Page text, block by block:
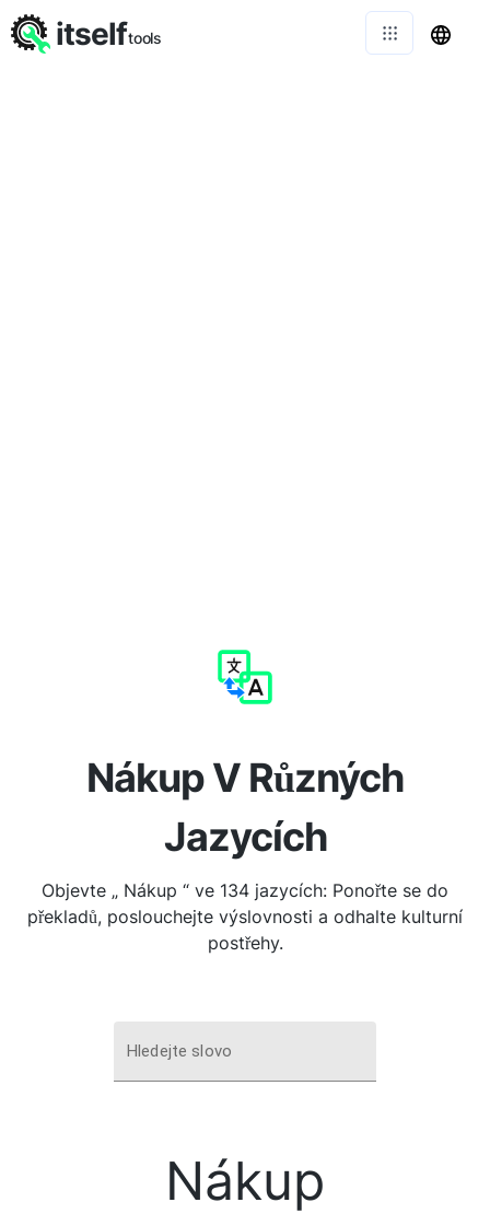
Nákup V Různých
Jazycích
Objevte „ Nákup “ ve 134 jazycích: Ponořte se do
překladů, poslouchejte výslovnosti a odhalte kulturní
postřehy.
Hledejte slovo
Nákup
itselftools